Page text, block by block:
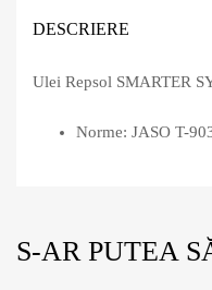
DESCRIERE
Ulei Repsol SMARTER
Norme: JASO T-
S-AR PUTEA